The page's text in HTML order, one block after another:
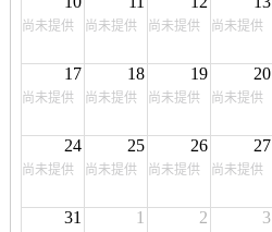
尚未提供 尚未提供 尚未提供 尚未提供
17
尚未提供
18
尚未提供
19
尚未提供
20
尚未提供
24
尚未提供
25
尚未提供
26
尚未提供
27
尚未提供
31 1 2 3